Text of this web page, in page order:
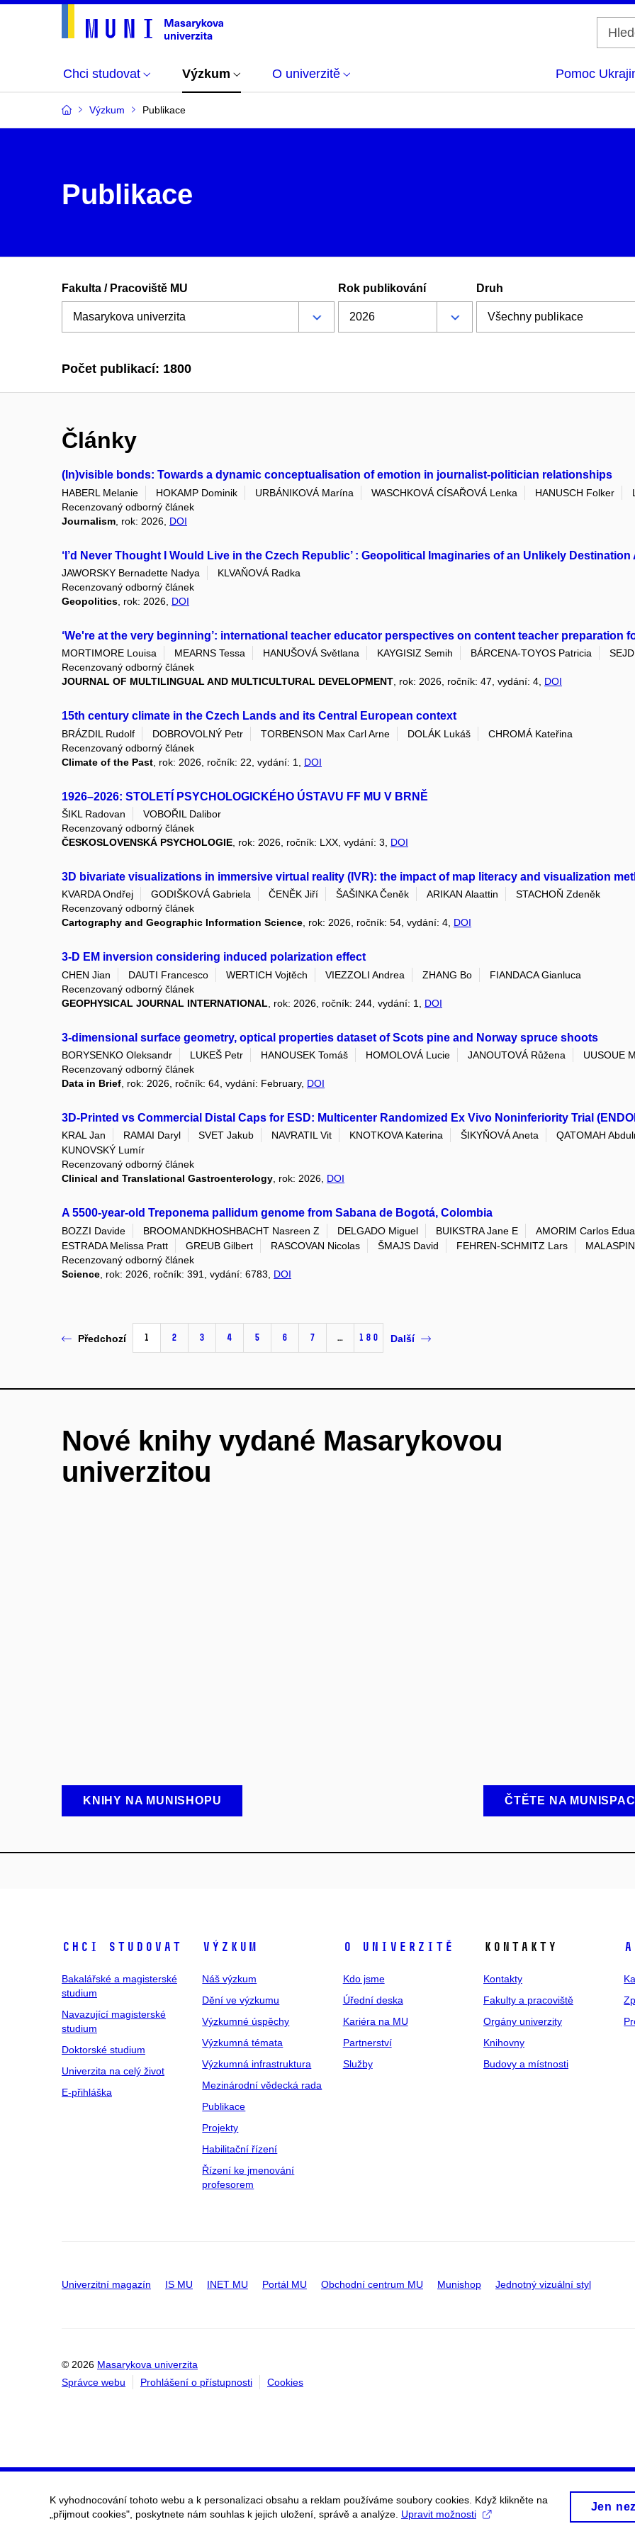
Chci studovat Výzkum O univerzitě Pomoc
Výzkum Publikace
Publikace
Fakulta / Pracoviště MU Rok publikování Druh
Počet publikací: 1800
Články
(In)visible bonds: Towards a dynamic conceptualisation of emotion in journalist-politician relationships
HABERL Melanie HOKAMP Dominik URBÁNIKOVÁ Marína WASCHKOVÁ CÍSAŘOVÁ Lenka HANUSCH Folker
Recenzovaný odborný článek
Journalism , rok: 2026, DOI
‘I’d Never Thought I Would Live in the Czech Republic’ : Geopolitical Imaginaries of an Unlikely
JAWORSKY Bernadette Nadya
KLVAŇOVÁ Radka
Recenzovaný odborný článek
Geopolitics , rok: 2026, DOI
‘We're at the very beginning’: international teacher educator perspectives on content teacher preparation
MORTIMORE Louisa MEARNS Tessa HANUŠOVÁ Světlana KAYGISIZ Semih BÁRCENA-TOYOS Patricia
Recenzovaný odborný článek
JOURNAL OF MULTILINGUAL AND MULTICULTURAL DEVELOPMENT, rok: 2026, ročník: 47, vydání: 4, DOI
15th century climate in the Czech Lands and its Central European context
BRÁZDIL Rudolf DOBROVOLNÝ Petr TORBENSON Max Carl Arne DOLÁK Lukáš
CHROMÁ Kateřina
Recenzovaný odborný článek
Climate of the Past , rok: 2026, ročník: 22, vydání: 1, DOI
1926–2026: STOLETÍ PSYCHOLOGICKÉHO ÚSTAVU FF MU V BRNĚ
ŠIKL Radovan
VOBOŘIL Dalibor
Recenzovaný odborný článek
ČESKOSLOVENSKÁ PSYCHOLOGIE , rok: 2026, ročník: LXX, vydání: 3, DOI
3D bivariate visualizations in immersive virtual reality (IVR): the impact of map literacy and visualization
KVARDA Ondřej GODIŠKOVÁ Gabriela ČENĚK Jiří ŠAŠINKA Čeněk ARIKAN Alaattin
STACHOŇ Zdeněk
Recenzovaný odborný článek
Cartography and Geographic Information Science, rok: 2026, ročník: 54, vydání: 4, DOI
3-D EM inversion considering induced polarization effect
CHEN Jian DAUTI Francesco WERTICH Vojtěch VIEZZOLI Andrea ZHANG Bo
FIANDACA Gianluca
Recenzovaný odborný článek
GEOPHYSICAL JOURNAL INTERNATIONAL , rok: 2026, ročník: 244, vydání: 1, DOI
3-dimensional surface geometry, optical properties dataset of Scots pine and Norway spruce shoots
BORYSENKO Oleksandr LUKEŠ Petr HANOUSEK Tomáš HOMOLOVÁ Lucie JANOUTOVÁ Růžena
UUSOUE
Recenzovaný odborný článek
Data in Brief , rok: 2026, ročník: 64, vydání: February, DOI
3D-Printed vs Commercial Distal Caps for ESD: Multicenter Randomized Ex Vivo Noninferiority Trial
KRAL Jan RAMAI Daryl SVET Jakub NAVRATIL Vit KNOTKOVA Katerina ŠIKYŇOVÁ Aneta
QATOMAH
KUNOVSKÝ Lumír
Recenzovaný odborný článek
Clinical and Translational Gastroenterology, rok: 2026, DOI
A 5500-year-old Treponema pallidum genome from Sabana de Bogotá, Colombia
BOZZI Davide BROOMANDKHOSHBACHT Nasreen Z DELGADO Miguel BUIKSTRA Jane E
AMORIM Carlos
ESTRADA Melissa Pratt
GREUB Gilbert RASCOVAN Nicolas ŠMAJS David FEHREN-SCHMITZ Lars
Recenzovaný odborný článek
Science , rok: 2026, ročník: 391, vydání: 6783, DOI
Předchozí 1 2 3 4 5 6 7 … 180 Další
Nové knihy vydané Masarykovou
univerzitou
KNIHY NA MUNISHOPU ČTĚTE NA
Chci studovat
Bakalářské a magisterské
studium
Navazující magisterské
studium
Doktorské studium
Univerzita na celý život
E-přihláška
Výzkum
Náš výzkum
Dění ve výzkumu
Výzkumné úspěchy
Výzkumná témata
Výzkumná infrastruktura
Mezinárodní vědecká rada
Publikace
Projekty
Habilitační řízení
Řízení ke jmenování
profesorem
O univerzitě
Kdo jsme
Úřední deska
Kariéra na MU
Partnerství
Služby
Kontakty
Kontakty
Fakulty a pracoviště
Orgány univerzity
Knihovny
Budovy a místnosti
Univerzitní magazín IS MU INET MU Portál MU Obchodní centrum MU Munishop Jednotný vizuální styl
© 2026 Masarykova univerzita
Správce webu
Prohlášení o přístupnosti Cookies
K vyhodnocování tohoto webu a k personalizaci obsahu a reklam používáme soubory cookies. Když klikněte na
„přijmout cookies", poskytnete nám souhlas k jejich uložení, správě a analýze. Upravit možnosti
Jen